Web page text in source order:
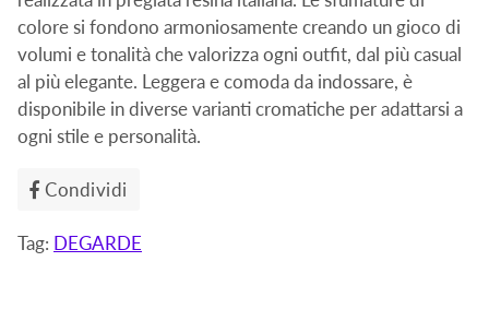
colore si fondono armoniosamente creando un gioco di
volumi e tonalità che valorizza ogni outfit, dal più casual
al più elegante. Leggera e comoda da indossare, è
disponibile in diverse varianti cromatiche per adattarsi a
ogni stile e personalità.
Condividi
Facebook
Tag: DEGARDE